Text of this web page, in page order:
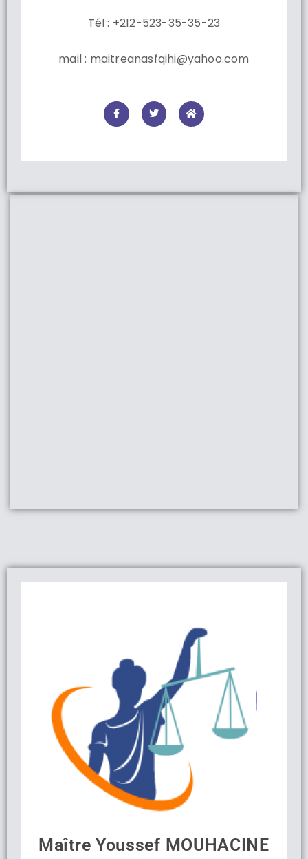
Tél : +212-523-35-35-23
mail : maitreanasfqihi@yahoo.com
Maître Youssef MOUHACINE